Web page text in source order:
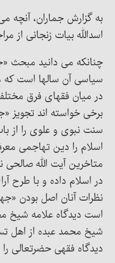
به گزارش جماران، آنچه
اسدالله بیات زنجانی از
چنانکه می دانید مبحث
سیاسی آن سالها است
در میان فقهای فرق
برخی خواسته اند تجویز
سنت نبوی و علوی را از
اسلام را دین تهاجمی
متاخرین آیت الله
در اسلام داده و با طرح
نظرات آنان اصل بودن
است دیدگاه علامه شیخ
شیخ محمد عبده از اهل
دیدگاه فقهی حضرتعالی را